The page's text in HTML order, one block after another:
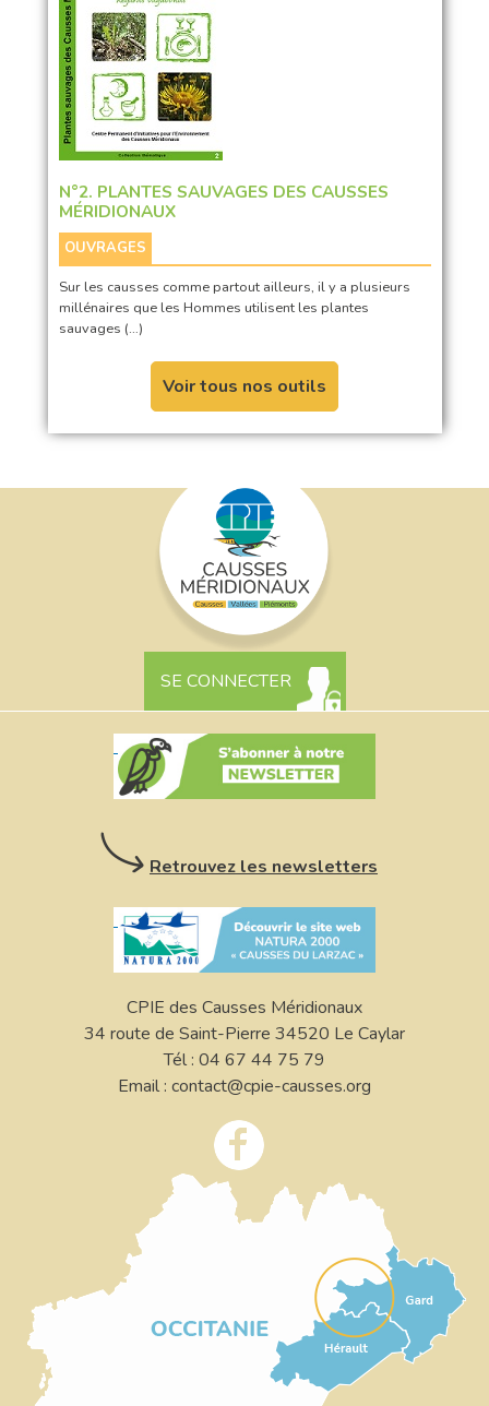
N°2. PLANTES SAUVAGES DES CAUSSES
MÉRIDIONAUX
OUVRAGES
Sur les causses comme partout ailleurs, il y a plusieurs
millénaires que les Hommes utilisent les plantes
sauvages (…)
Voir tous nos outils
SE CONNECTER
Retrouvez les newsletters
CPIE des Causses Méridionaux
34 route de Saint-Pierre 34520 Le Caylar
Tél : 04 67 44 75 79
Email : contact@cpie-causses.org